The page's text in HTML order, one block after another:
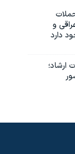
و
دارد
ارشاد؛